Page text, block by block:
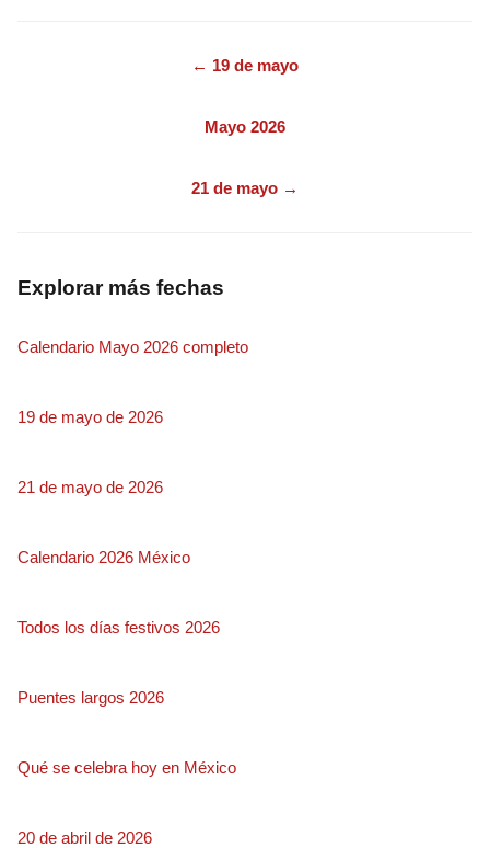
← 19 de mayo
Mayo 2026
21 de mayo →
Explorar más fechas
Calendario Mayo 2026 completo
19 de mayo de 2026
21 de mayo de 2026
Calendario 2026 México
Todos los días festivos 2026
Puentes largos 2026
Qué se celebra hoy en México
20 de abril de 2026